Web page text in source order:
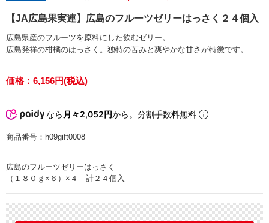
【JA広島果実連】広島のフルーツゼリーはっさく２４個入
広島県産のフルーツを原料にした飲むゼリー。
広島発祥の柑橘のはっさく。独特の苦みと爽やかな甘さが特徴です。
価格： 6,156円(税込)
なら 月々2,052円から。分割手数料無料
商品番号： h09gift0008
広島のフルーツゼリーはっさく
（１８０ｇ×６）×４ 計２４個入